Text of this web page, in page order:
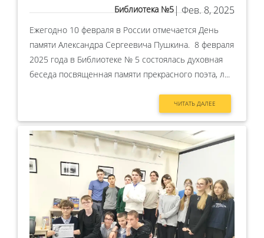
| Фев. 8, 2025
Библиотека №5
Ежегодно 10 февраля в России отмечается День
памяти Александра Сергеевича Пушкина. 8 февраля
2025 года в Библиотеке № 5 состоялась духовная
беседа посвященная памяти прекрасного поэта, л...
ЧИТАТЬ ДАЛЕЕ